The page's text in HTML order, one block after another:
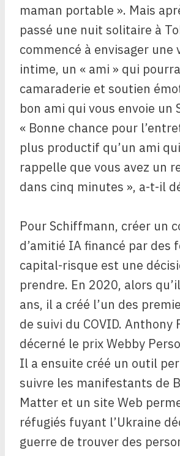
maman portable ». Mais
passé une nuit solitaire à
commencé à envisager une
intime, un « ami » qui
camaraderie et soutien
bon ami qui vous envoie un
« Bonne chance pour
plus productif qu’un ami
rappelle que vous avez un
dans cinq minutes », a-t-il
Pour Schiffmann, créer un
d’amitié IA financé par des
capital-risque est une
prendre. En 2020, alors
ans, il a créé l’un des
de suivi du COVID. Anthony
décerné le prix Webby
Il a ensuite créé un outil
suivre les manifestants de
Matter et un site Web
réfugiés fuyant l’Ukraine
guerre de trouver des